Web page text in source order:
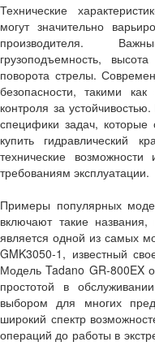
Технические
могут значительно
производителя.
грузоподъемность,
поворота стрелы.
безопасности, такими
контроля за
специфики задач,
купить гидравлический
технические
требованиям эксплуатации.
Примеры популярных
включают такие
является одной из самых
GMK3050-1, известный
Модель Tadano GR-800EX
простотой в
выбором для многих
широкий спектр
операций до работы в